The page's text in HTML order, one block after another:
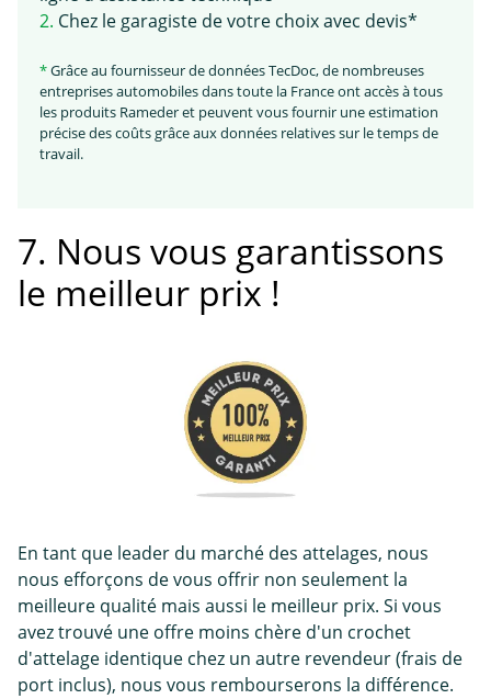
2. Chez le garagiste de votre choix avec devis*
*Grâce au fournisseur de données TecDoc, de nombreuses
entreprises automobiles dans toute la France ont accès à tous
les produits Rameder et peuvent vous fournir une estimation
précise des coûts grâce aux données relatives sur le temps de
travail.
7. Nous vous garantissons
le meilleur prix !
En tant que leader du marché des attelages, nous
nous efforçons de vous offrir non seulement la
meilleure qualité mais aussi le meilleur prix. Si vous
avez trouvé une offre moins chère d'un crochet
d'attelage identique chez un autre revendeur (frais de
port inclus), nous vous rembourserons la différence.